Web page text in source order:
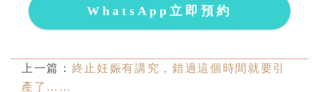
WhatsApp立即預約
上一篇： 終止妊娠有講究，錯過這個時間就要引
產了……